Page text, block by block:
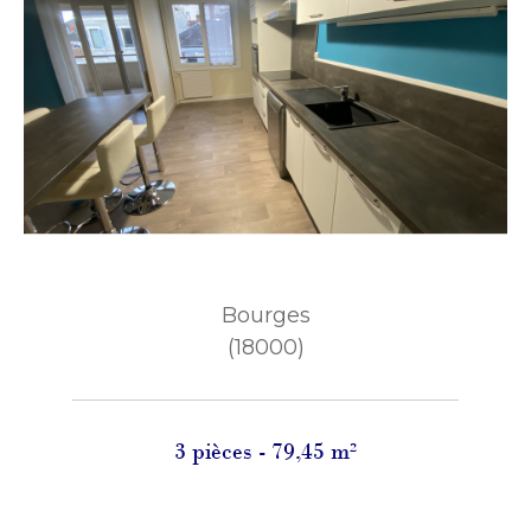
Bourges
(18000)
3 pièces - 79,45 m²